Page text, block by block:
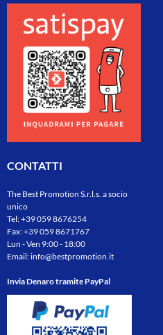
CONTATTI
The Best Promotion S.r.l.s. a socio
unico
Tel:+39 059 8676254
Fax: +39 059 8671767
Lun - Ven 9:00 - 18:00
Email:info@bestpromotion.it
Invia Denaro tramite PayPal